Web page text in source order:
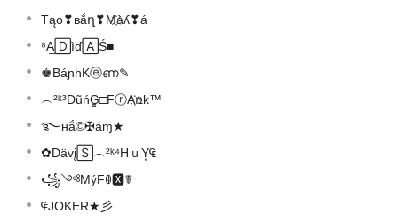
Tąo❣вắղ❣M҉àʎ❣á
⁸A͟🄳ìɗ🄰Ś■
♚BáɲhKⓔണ✎
︵²ᵏ³DũńG͚□FⓡA҉ռk™
࿐нắ©✠áɱ★
✿Dävį🅂︵²ᵏ⁴HｕY͙₠
꧁༺MýFꂦ🆇☤
₠JOKER★彡